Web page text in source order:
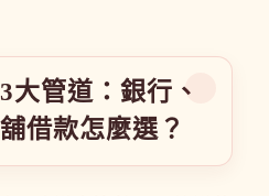
大管道：銀行、
借款怎麼選？